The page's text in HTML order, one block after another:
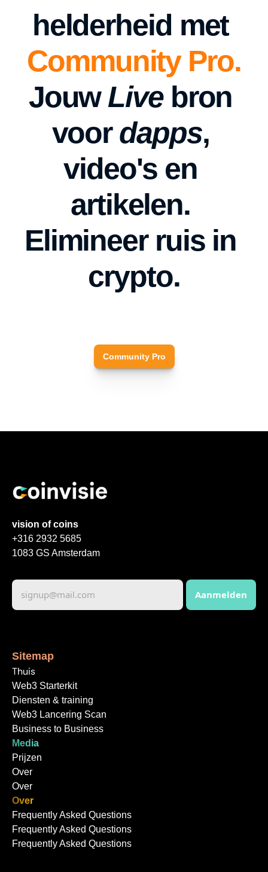
helderheid met
Community Pro.
Jouw Live bron
voor dapps,
video's en
artikelen.
Elimineer ruis in
crypto.
Community Pro
vision of coins
+316 2932 5685
1083 GS Amsterdam
Sitemap
Thuis
Web3 Starterkit
Web3 Lancering Scan
Diensten & training
Business to Business
Media
Prijzen
Over
Over
Over
Frequently Asked Questions
Frequently Asked Questions
Frequently Asked Questions